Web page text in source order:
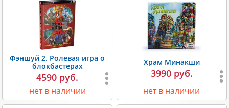
Фэншуй 2. Ролевая игра о
блокбастерах
4590 руб.
нет в наличии
Храм Минакши
3990 руб.
нет в наличии